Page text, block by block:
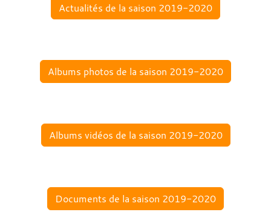
Actualités de la saison 2019-2020
Albums photos de la saison 2019-2020
Albums vidéos de la saison 2019-2020
Documents de la saison 2019-2020